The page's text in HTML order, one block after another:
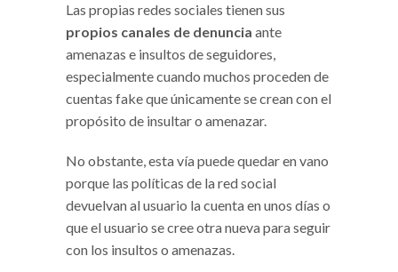
Las propias redes sociales tienen sus
propios canales de denuncia ante
amenazas e insultos de seguidores,
especialmente cuando muchos proceden de
cuentas fake que únicamente se crean con el
propósito de insultar o amenazar.
No obstante, esta vía puede quedar en vano
porque las políticas de la red social
devuelvan al usuario la cuenta en unos días o
que el usuario se cree otra nueva para seguir
con los insultos o amenazas.